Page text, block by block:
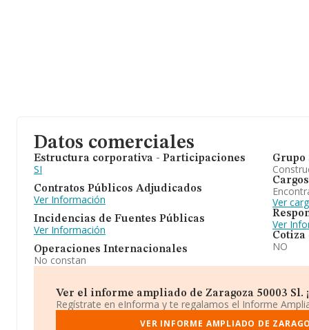
Datos comerciales
Estructura corporativa - Participaciones
SI
Contratos Públicos Adjudicados
Ver Información
Incidencias de Fuentes Públicas
Ver Información
Operaciones Internacionales
No constan
Grupo
Cargos
Ver
Ver
Cotiza
NO
Ver el informe ampliado de Zaragoza 50003 Sl.
Regístrate en eInforma y te regalamos el Informe
VER INFORME AMPLIADO DE